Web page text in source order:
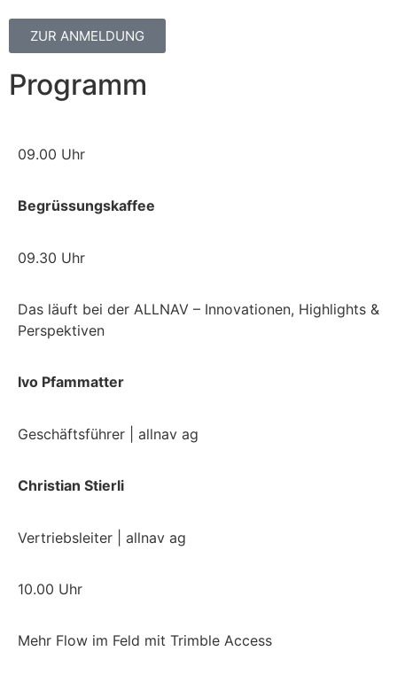
ZUR ANMELDUNG
Programm
09.00 Uhr
Begrüssungskaffee
09.30 Uhr
Das läuft bei der ALLNAV – Innovationen, Highlights &
Perspektiven
Ivo Pfammatter
Geschäftsführer | allnav ag
Christian Stierli
Vertriebsleiter | allnav ag
10.00 Uhr
Mehr Flow im Feld mit Trimble Access